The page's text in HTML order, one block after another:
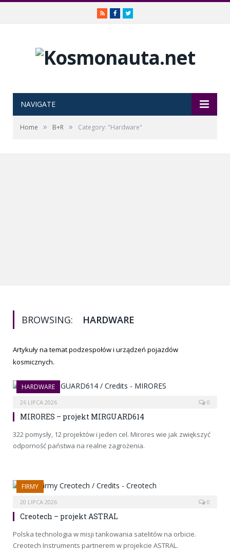
RSSFacebookTwitter
NAVIGATE
Home » B+R » Category: "Hardware"
BROWSING: HARDWARE
Artykuły na temat podzespołów i urządzeń pojazdów
kosmicznych.
HARDWARE
26 LIPCA 2026 0
MIRORES – projekt MIRGUARD614
322 pomysły, 12 projektów i jeden cel. Mirores wie jak zwiększyć
odporność państwa na realne zagrożenia.
FIRMY
20 LIPCA 2026 0
Creotech – projekt ASTRAL
Polska technologia w misji tankowania satelitów na orbicie.
Creotech Instruments partnerem w projekcie ASTRAL.